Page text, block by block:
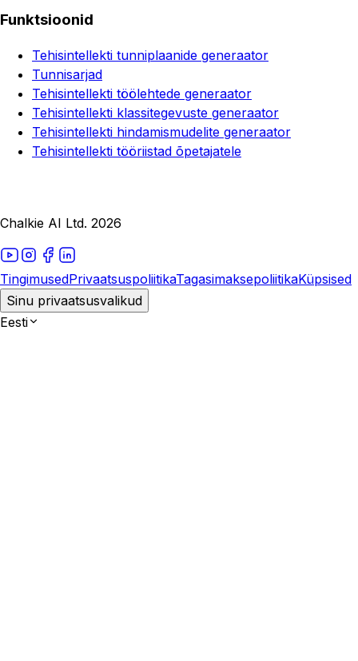
Funktsioonid
Tehisintellekti tunniplaanide generaator
Tunnisarjad
Tehisintellekti töölehtede generaator
Tehisintellekti klassitegevuste generaator
Tehisintellekti hindamismudelite generaator
Tehisintellekti tööriistad õpetajatele
Chalkie AI Ltd. 2026
TingimusedPrivaatsuspoliitikaTagasimaksepoliitikaKüpsised
Sinu privaatsusvalikud
Eesti